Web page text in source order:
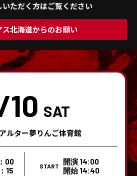
ただく方はご覧ください
ス北海道からのお願い
SAT
ルター夢りんご体育館
00
15
START
開演 14:00
開始 14:40